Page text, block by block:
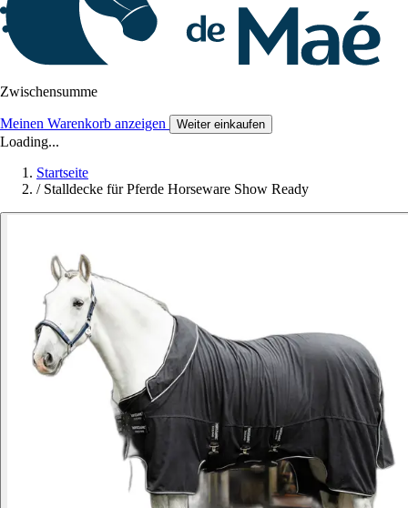
Zwischensumme
Meinen Warenkorb anzeigen Weiter einkaufen
Loading...
Startseite
/ Stalldecke für Pferde Horseware Show Ready